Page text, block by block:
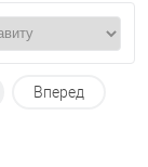
Вперед